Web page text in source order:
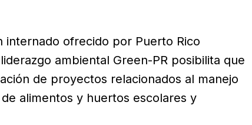
ofrecido por Puerto Rico
ambiental Green-PR posibilita que
de proyectos relacionados al manejo
alimentos y huertos escolares y